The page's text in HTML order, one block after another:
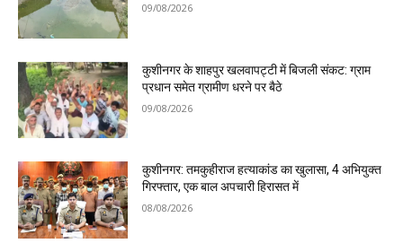
09/08/2026
कुशीनगर के शाहपुर खलवापट्टी में बिजली संकट: ग्राम
प्रधान समेत ग्रामीण धरने पर बैठे
09/08/2026
कुशीनगर: तमकुहीराज हत्याकांड का खुलासा, 4 अभियुक्त
गिरफ्तार, एक बाल अपचारी हिरासत में
08/08/2026